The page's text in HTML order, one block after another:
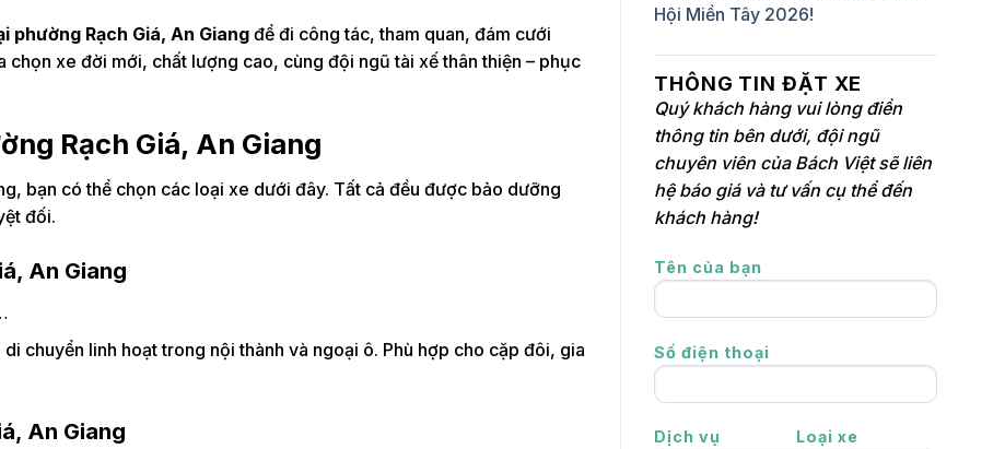
Rạch Giá, An Giang để đi công tác, tham quan, đám cưới
chọn xe đời mới, chất lượng cao, cùng đội ngũ tài xế thân thiện – phục
Rạch Giá, An Giang
bạn có thể chọn các loại xe dưới đây. Tất cả đều được bảo dưỡng
đối.
An Giang
chuyển linh hoạt trong nội thành và ngoại ô. Phù hợp cho cặp đôi, gia
An Giang
Hội Miền Tây 2026!
THÔNG TIN ĐẶT XE
Quý khách hàng vui lòng điền
thông tin bên dưới, đội ngũ
chuyên viên của Bách Việt sẽ liên
hệ báo giá và tư vấn cụ thể đến
khách hàng!
Tên của bạn
Số điện thoại
Dịch vụ Loại xe